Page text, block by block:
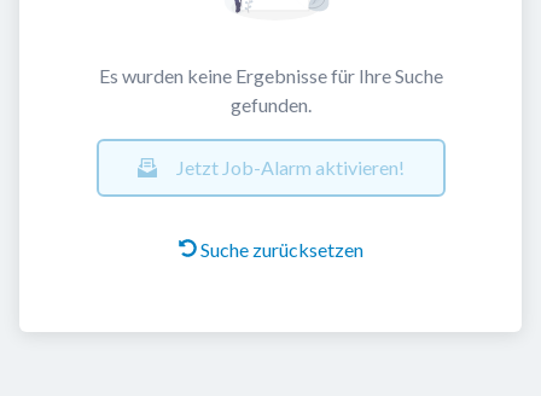
Es wurden keine Ergebnisse für Ihre Suche
gefunden.
Jetzt Job-Alarm aktivieren!
Suche zurücksetzen